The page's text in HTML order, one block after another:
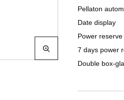
Pellaton
Date display
Power
7 days power
Double box-